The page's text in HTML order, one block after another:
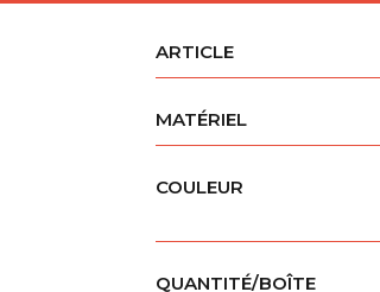
ARTICLE
MATÉRIEL
COULEUR
QUANTITÉ/BOÎTE